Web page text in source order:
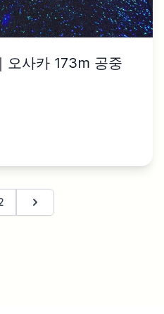
오사카 173m 공중
다음 페이지